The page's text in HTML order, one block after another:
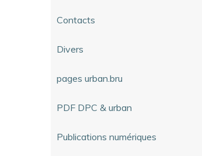
Contacts
Divers
pages urban.bru
PDF DPC & urban
Publications numériques